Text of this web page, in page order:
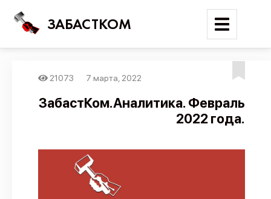
ЗАБАСТКОМ
Трудовые конфликты
21073 7 марта, 2022
ЗабастКом.Аналитика. Февраль
2022 года.